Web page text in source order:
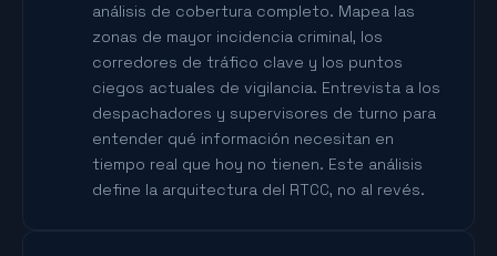
análisis de cobertura completo. Mapea las
zonas de mayor incidencia criminal, los
corredores de tráfico clave y los puntos
ciegos actuales de vigilancia. Entrevista a los
despachadores y supervisores de turno para
entender qué información necesitan en
tiempo real que hoy no tienen. Este análisis
define la arquitectura del RTCC, no al revés.